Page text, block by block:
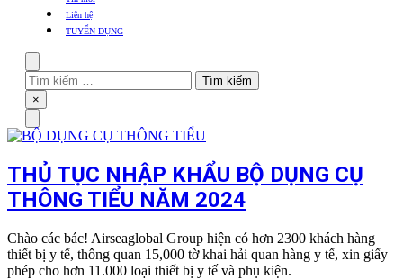
Liên hệ
TUYỂN DỤNG
Tìm
kiếm
cho:
Close
×
THỦ TỤC NHẬP KHẨU BỘ DỤNG CỤ
THÔNG TIỂU NĂM 2024
Chào các bác! Airseaglobal Group hiện có hơn 2300 khách hàng
thiết bị y tế, thông quan 15,000 tờ khai hải quan hàng y tế, xin giấy
phép cho hơn 11.000 loại thiết bị y tế và phụ kiện.